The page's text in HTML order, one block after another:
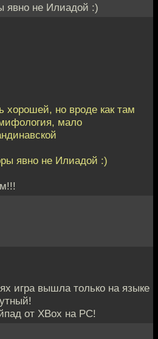
явно не Илиадой :)
хорошей, но вроде как там
мало
явно не Илиадой :)
игра вышла только на языке
от XBox на PC!